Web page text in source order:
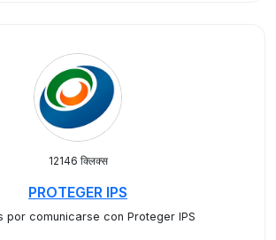
12146 क्लिक्स
PROTEGER IPS
por comunicarse con Proteger IPS